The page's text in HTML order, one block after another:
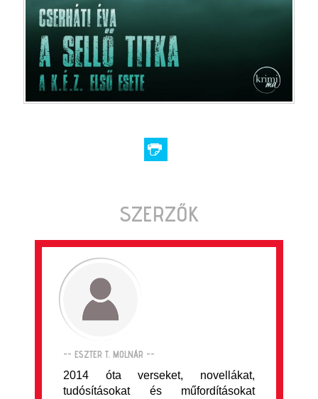
SZERZŐK
-- ESZTER T. MOLNÁR --
2014 óta verseket, novellákat,
tudósításokat és műfordításokat